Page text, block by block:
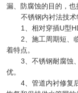
漏、防腐蚀的目的，也
不锈钢内衬法技术
1、相对穿插U型
2、施工周期短、
着特点。
3、不锈钢耐腐蚀
优。
4、管道内衬修复